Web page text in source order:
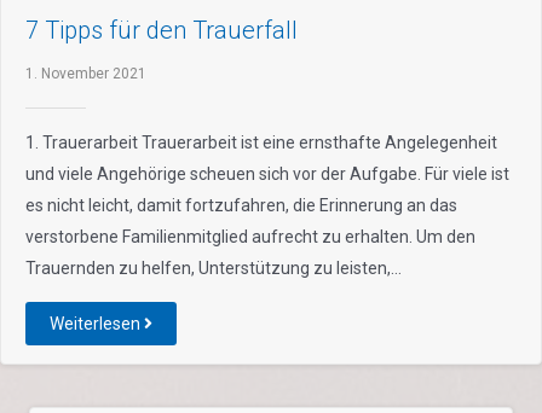
7 Tipps für den Trauerfall
1. November 2021
1. Trauerarbeit Trauerarbeit ist eine ernsthafte Angelegenheit
und viele Angehörige scheuen sich vor der Aufgabe. Für viele ist
es nicht leicht, damit fortzufahren, die Erinnerung an das
verstorbene Familienmitglied aufrecht zu erhalten. Um den
Trauernden zu helfen, Unterstützung zu leisten,…
Weiterlesen